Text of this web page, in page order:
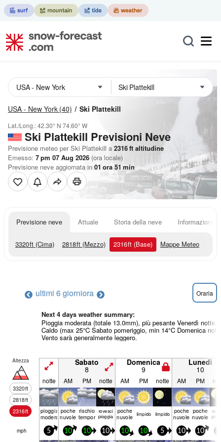
USA - New York (40) Ski Plattekill
Lat./Long.:42.30° N 74.60° W
Ski Plattekill Previsioni Neve
Previsione meteo per Ski Plattekill a 2316ft altitudine
Emesso: 7 pm 07 Aug 2026 (ora locale)
Previsione neve aggiornata in 01 ora 51 min
Previsione neve Attuale Storia della neve Informazioni
3320ft (Cima) 2818ft (Mezzo) 2316ft (Base) Mappe Meteo
ultimi 6 giorniora Oraria
Next 4 days weather summary:
Pioggia moderata (totale 13.0mm), più pesante Venerdì notte.
Caldo (max 25°C Sabato pomeriggio, min 14°C Domenica
Vento sarà generalmente leggero.
Altezza
3320ft
2818ft
2316ft
Sabato
8
Domenica
9
Lunedì
10
notte AM PM notte AM PM notte AM PM
pioggia
moderata
poche
nuvole
rischio
temporale
rovesci
pioggia
poche
nuvole limp­ido limp­ido poche
nuvole
poche
nuvole
mph 5 10 10 10 10 10 5 10 10